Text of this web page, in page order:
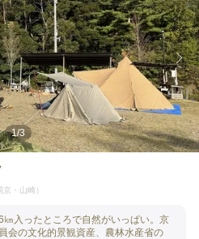
1/3
・山崎）
入ったところで自然がいっぱい。京
会の文化的景観資産、農林水産省の